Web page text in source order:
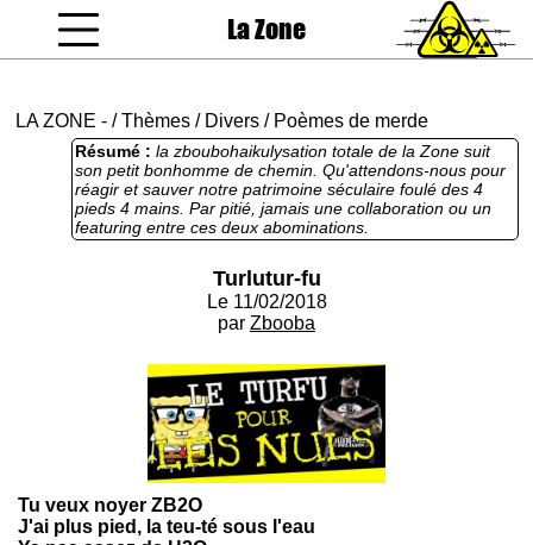
La Zone
LA ZONE - /Thèmes / Divers / Poèmes de merde
Résumé : la zboubohaikulysation totale de la Zone suit
son petit bonhomme de chemin. Qu'attendons-nous pour
réagir et sauver notre patrimoine séculaire foulé des 4
pieds 4 mains. Par pitié, jamais une collaboration ou un
featuring entre ces deux abominations.
Turlutur-fu
Le 11/02/2018
par Zbooba
Tu veux noyer ZB2O
J'ai plus pied, la teu-té sous l'eau